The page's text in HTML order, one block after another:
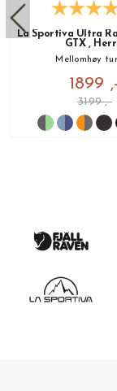
La Sportiva Ultra
GTX ,
Mellomhøy
1899 ,-
3199 ,-